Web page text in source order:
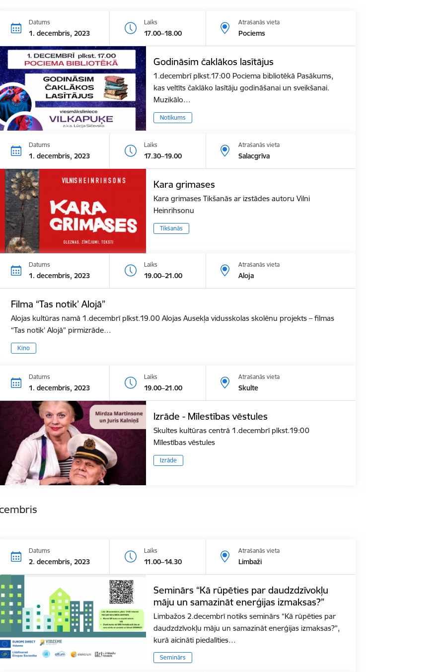
Datums
1. decembris, 2023
Laiks
17.00–18.00
Atrašanās vieta
Pociems
Godināsim čaklākos lasītājus
1.decembrī plkst.17:00 Pociema bibliotēkā Pasākums,
kas veltīts čaklāko lasītāju godināšanai un sveikšanai.
Muzikālo…
Notikums
Datums
1. decembris, 2023
Laiks
17.30–19.00
Atrašanās vieta
Salacgrīva
Kara grimases
Kara grimases Tikšanās ar izstādes autoru Vilni
Heinrihsonu
Tikšanās
Datums
1. decembris, 2023
Laiks
19.00–21.00
Atrašanās vieta
Aloja
Filma “Tas notik’ Alojā”
Alojas kultūras namā 1.decembrī plkst.19.00 Alojas Ausekļa vidusskolas skolēnu projekts – filmas
“Tas notik’ Alojā” pirmizrāde…
Kino
Datums
1. decembris, 2023
Laiks
19.00–21.00
Atrašanās vieta
Skulte
Izrāde - Mīlestības vēstules
Skultes kultūras centrā 1.decembrī plkst.19:00
Mīlestības vēstules
Izrāde
Datums
2. decembris, 2023
Laiks
11.00–14.30
Atrašanās vieta
Limbaži
Seminārs “Kā rūpēties par daudzdzīvokļu
māju un samazināt enerģijas izmaksas?”
Limbažos 2.decembrī notiks seminārs “Kā rūpēties par
daudzdzīvokļu māju un samazināt enerģijas izmaksas?”,
kurā aicināti piedalīties…
Seminārs